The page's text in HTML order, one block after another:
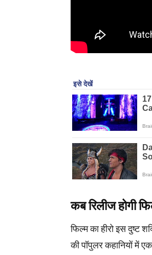
कब रिलीज होगी
फिल्म का हीरो इस दुष्ट
की पॉपुलर कहानियों में